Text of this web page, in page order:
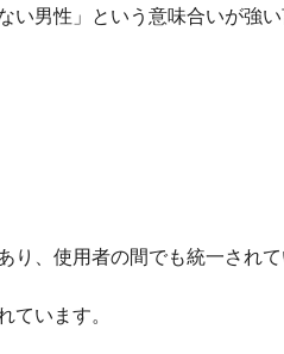
い男性」という意味合いが強
り、使用者の間でも統一されて
ています。